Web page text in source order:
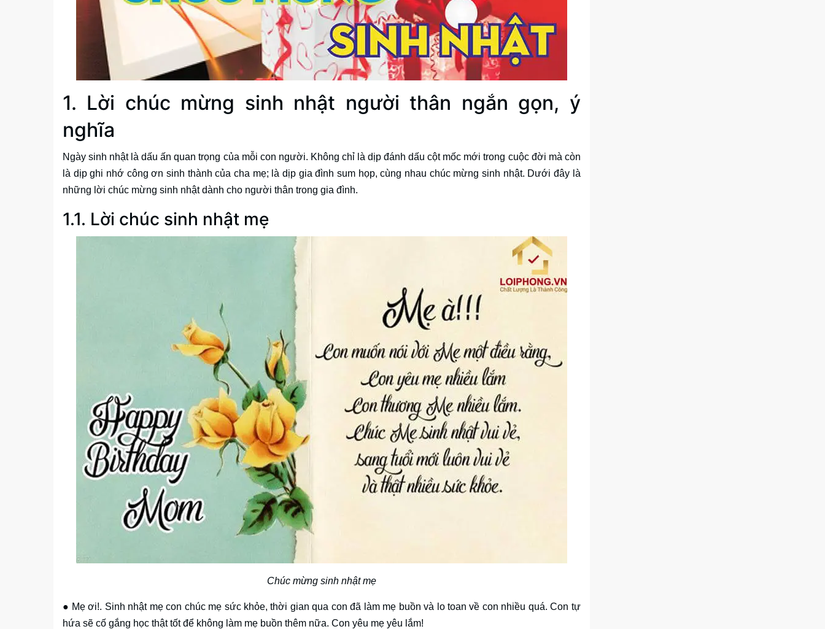
1. Lời chúc mừng sinh nhật người thân ngắn gọn, ý
nghĩa
Ngày sinh nhật là dấu ấn quan trọng của mỗi con người. Không chỉ là dịp đánh dấu cột mốc mới trong cuộc đời mà còn
là dịp ghi nhớ công ơn sinh thành của cha mẹ; là dịp gia đình sum họp, cùng nhau chúc mừng sinh nhật. Dưới đây là
những lời chúc mừng sinh nhật dành cho người thân trong gia đình.
1.1. Lời chúc sinh nhật mẹ
Chúc mừng sinh nhật mẹ
● Mẹ ơi!. Sinh nhật mẹ con chúc mẹ sức khỏe, thời gian qua con đã làm mẹ buồn và lo toan về con nhiều quá. Con tự
hứa sẽ cố gắng học thật tốt để không làm mẹ buồn thêm nữa. Con yêu mẹ yêu lắm!